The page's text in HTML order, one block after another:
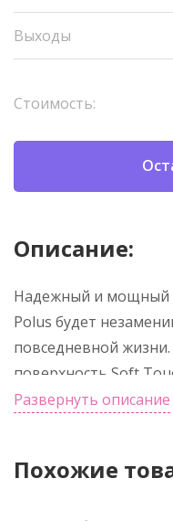
Выходы
Стоимость:
Описание:
Надежный и мощный
Polus будет
повседневной
поверхность Soft
упаковки: 19.5*9*2см.
классический разъем
Развернуть описание
Похожие